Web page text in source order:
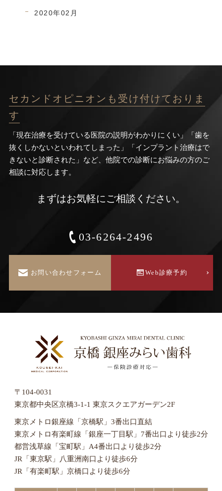
2020年02月
セカンドオピニオンも受け付けておりま
す
「現在治療を受けている医院の説明がわかりにくい」「歯を
抜くしかないといわれてしまった」「インプラント治療はで
きないと診断された」など、他院での診断にお悩みの方のご
相談に対応します。
まずはお気軽にご相談ください。
03-6264-2496
お問い合わせフォーム Web診療予約
〒104-0031
東京都中央区京橋3-1-1 東京スクエアガーデン2F
東京メトロ銀座線「京橋駅」3番出口直結
東京メトロ有楽町線「銀座一丁目駅」7番出口より徒歩2分
都営浅草線「宝町駅」A4番出口より徒歩2分
JR「東京駅」八重洲南口より徒歩6分
JR「有楽町駅」京橋口より徒歩6分